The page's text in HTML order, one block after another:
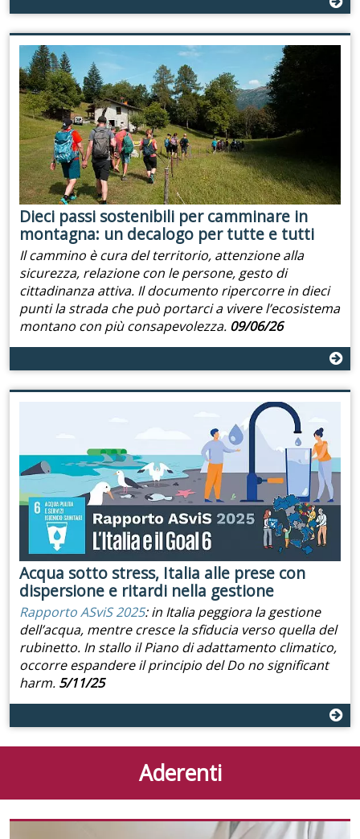
Dieci passi sostenibili per camminare in
montagna: un decalogo per tutte e tutti
Il cammino è cura del territorio, attenzione alla
sicurezza, relazione con le persone, gesto di
cittadinanza attiva. Il documento ripercorre in dieci
punti la strada che può portarci a vivere l’ecosistema
montano con più consapevolezza. 09/06/26
Acqua sotto stress, Italia alle prese con
dispersione e ritardi nella gestione
Rapporto ASviS 2025: in Italia peggiora la gestione
dell’acqua, mentre cresce la sfiducia verso quella del
rubinetto. In stallo il Piano di adattamento climatico,
occorre espandere il principio del Do no significant
harm. 5/11/25
Aderenti